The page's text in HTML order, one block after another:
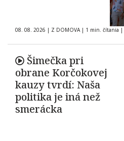
08. 08. 2026 | Z DOMOVA | 1 min. čítania |
Šimečka pri
obrane Korčokovej
kauzy tvrdí: Naša
politika je iná než
smerácka